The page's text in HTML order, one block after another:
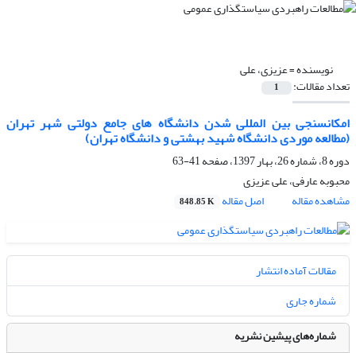
نویسنده =عزیزی، علی
تعداد مقالات: 1
امکانسنجی بین المللی شدن دانشگاه های جامع دولتی شهر تهران
(مطالعه موردی دانشگاه شهید بهشتی و دانشگاه تهران)
دوره 8، شماره 26، بهار 1397، صفحه
41-63
محبوبه عارفی، علی عزیزی
مشاهده مقاله
اصل مقاله 848.85 K
مقالات آماده انتشار
شماره جاری
شماره‌های پیشین نشریه